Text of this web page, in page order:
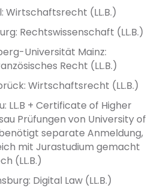
Wirtschaftsrecht (LL.B.)
Rechtswissenschaft (LL.B.)
Universität Mainz:
Recht (LL.B.)
Wirtschaftsrecht (LL.B.)
LL.B + Certificate of Higher
Prüfungen von University of
separate Anmeldung,
mit Jurastudium gemacht
(LL.B.)
Digital Law (LL.B.)